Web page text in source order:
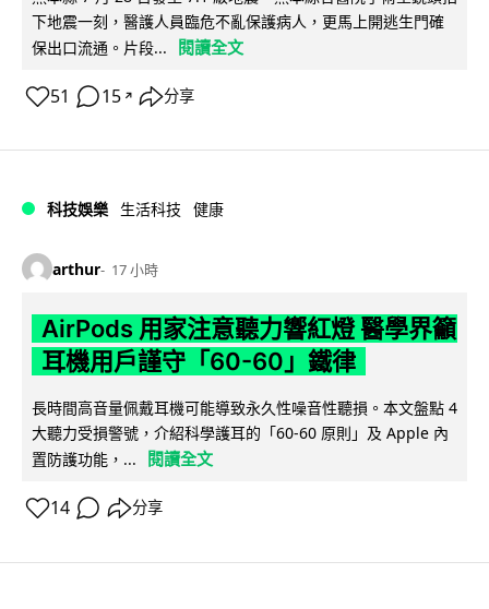
下地震一刻，醫護人員臨危不亂保護病人，更馬上開逃生門確
保出口流通。片段...
閱讀全文
51 15 ↗ 分享
科技娛樂 生活科技 健康
arthur 17 小時
AirPods 用家注意聽力響紅燈 醫學界籲
耳機用戶謹守「60-60」鐵律
長時間高音量佩戴耳機可能導致永久性噪音性聽損。本文盤點 4
大聽力受損警號，介紹科學護耳的「60-60 原則」及 Apple 內
置防護功能，...
閱讀全文
14 分享